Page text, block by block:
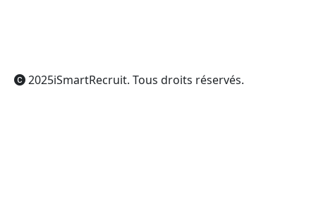
2025iSmartRecruit. Tous droits réservés.